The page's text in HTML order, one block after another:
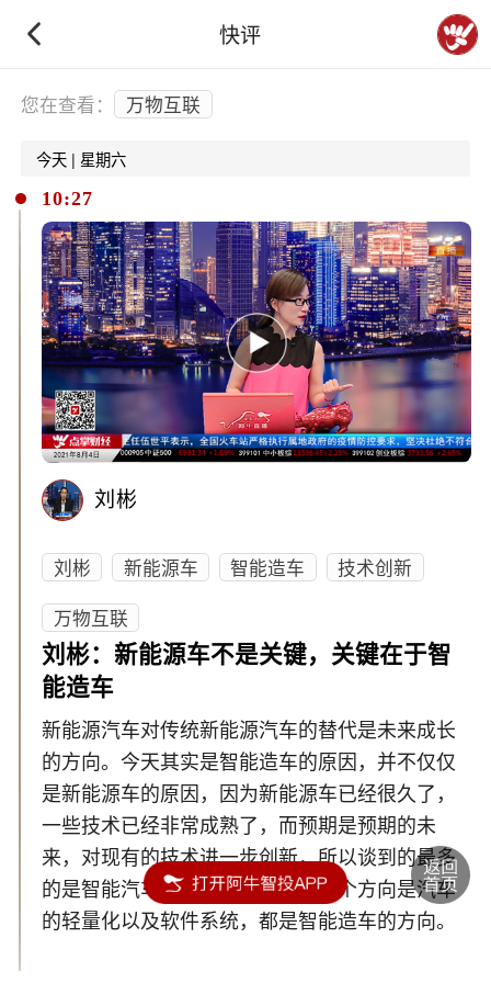
快评
下拉刷新
您在查看： 万物互联
今天 | 星期六
10:27
刘彬
刘彬 新能源车 智能造车
技术创新
万物互联
刘彬：新能源车不是关键，关键在于智
能造车
新能源汽车对传统新能源汽车的替代是未来成长
的方向。今天其实是智能造车的原因，并不仅仅
是新能源车的原因，因为新能源车已经很久了，
一些技术已经非常成熟了，而预期是预期的未
来，对现有的技术进一步创新，所以谈到的最多
的是智能汽车，万物互联。还有一个方向是汽车
的轻量化以及软件系统，都是智能造车的方向。